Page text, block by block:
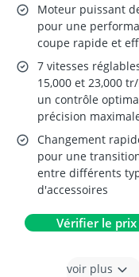
Moteur puissant
pour une
coupe rapide et
7 vitesses
15,000 et 23,000
un contrôle
précision
Changement
pour une
entre différents
d'accessoires
Vérifier le
voir plus